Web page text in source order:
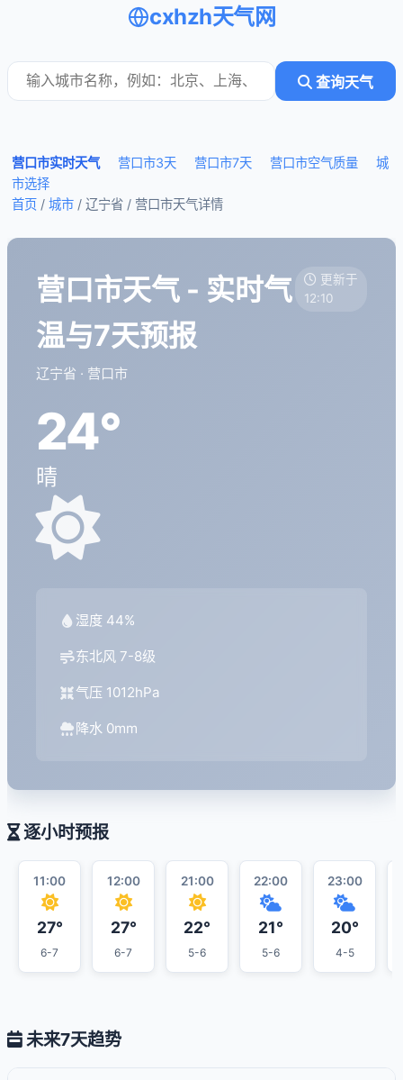
cxhzh天气网
查询天气
营口市实时天气 营口市3天 营口市7天 营口市空气质量
城
市选择
首页 / 城市 / 辽宁省 / 营口市天气详情
营口市天气 - 实时气
温与7天预报
辽宁省 · 营口市
更新于
12:10
24°
晴
湿度 44%
东北风 7-8级
气压 1012hPa
降水 0mm
逐小时预报
11:00
27°
6-7
12:00
27°
6-7
21:00
22°
5-6
22:00
21°
5-6
23:00
20°
4-5
未来7天趋势